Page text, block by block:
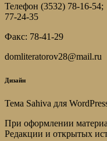
Телефон (3532) 78-16-54;
77-24-35
Факс: 78-41-29
domliteratorov28@mail.ru
Дизайн
Тема Sahiva для
При оформлении
Редакции и открытых